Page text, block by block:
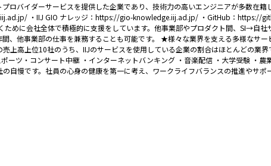
バイダーサービスを提供した企業であり、技術力の高いエンジニアが多数在
・IIJ GIO ナレッジ：https://gio-knowledge.iij.ad.jp/ ・GitHub：https://
めに会社全体で積極的に支援をしています。他事業部やプロダクト間、SI→自
、他事業部の仕事を兼務することも可能です。 ★様々な業界を支える多様なサ
上高上位10社のうち、IIJのサービスを使用している企業の割合はほとんどの業
ツ・コンサート中継 ・インターネットバンキング ・音楽配信 ・大学受験 ・
慢です。社員の心身の健康を第一に考え、ワークライフバランスの推進やサポ